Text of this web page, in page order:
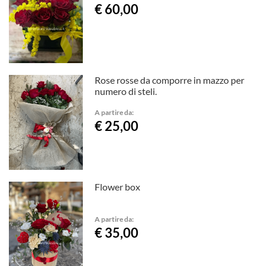
€ 60,00
Rose rosse da comporre in mazzo per
numero di steli.
A partire da:
€ 25,00
Flower box
A partire da:
€ 35,00